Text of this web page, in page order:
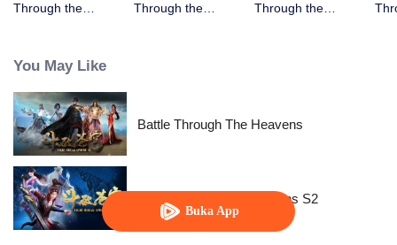
Buka App
Through the
Through the
Through the
You May Like
Battle Through The Heavens
Battle Through the Heavens S2